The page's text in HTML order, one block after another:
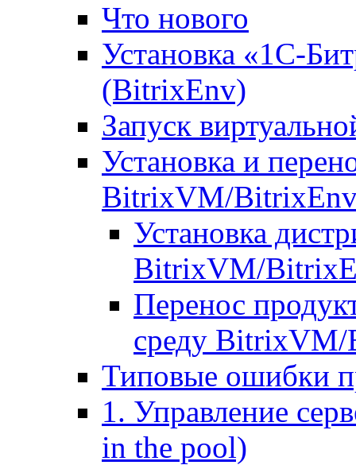
Что нового
Установка «1С-
(BitrixEnv)
Запуск
Установка и
BitrixVM/
Установка
BitrixVM/
Перенос
среду
Типовые ошибки
1. Управление
in the pool)